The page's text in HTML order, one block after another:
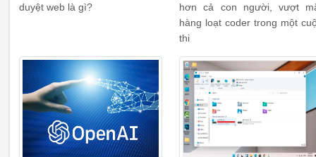
duyệt web là gì?
hơn cả con người, vượt
hàng loạt coder trong một
thi